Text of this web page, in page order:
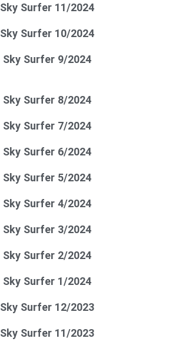
Sky Surfer 11/2024
Sky Surfer 10/2024
Sky Surfer 9/2024
Sky Surfer 8/2024
Sky Surfer 7/2024
Sky Surfer 6/2024
Sky Surfer 5/2024
Sky Surfer 4/2024
Sky Surfer 3/2024
Sky Surfer 2/2024
Sky Surfer 1/2024
Sky Surfer 12/2023
Sky Surfer 11/2023